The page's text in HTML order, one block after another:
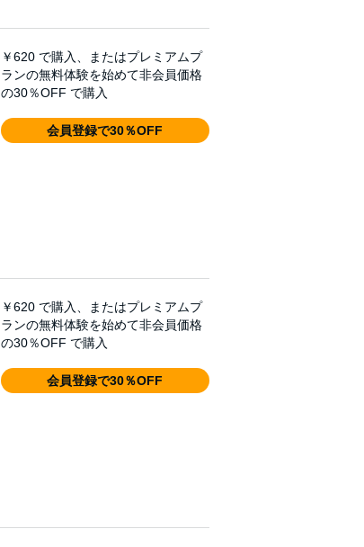
￥620 で購入、またはプレミアムプ
ランの無料体験を始めて非会員価格
の30％OFF で購入
会員登録で30％OFF
￥620 で購入、またはプレミアムプ
ランの無料体験を始めて非会員価格
の30％OFF で購入
会員登録で30％OFF